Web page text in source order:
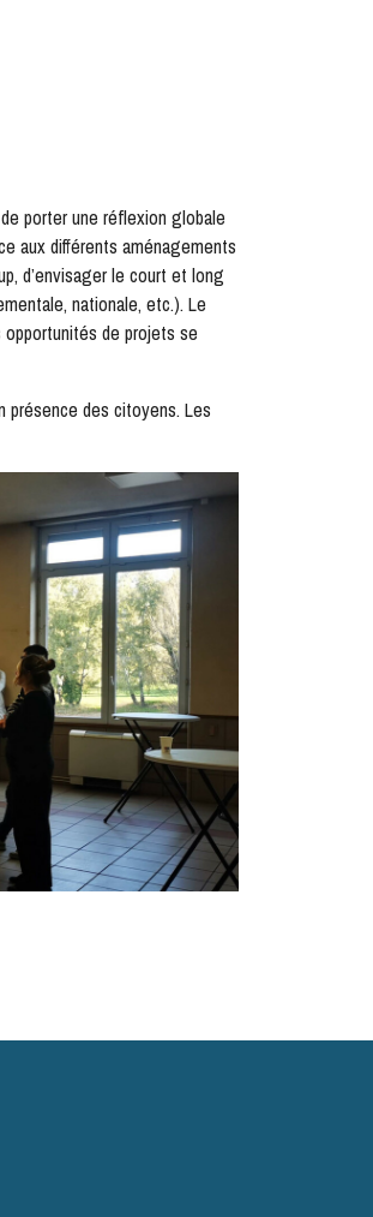
porter une réflexion globale
aux différents aménagements
d’envisager le court et long
nationale, etc.). Le
de projets se
présence des citoyens. Les